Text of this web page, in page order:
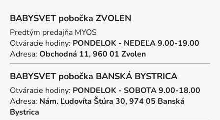
BABYSVET pobočka ZVOLEN
Predtým predajňa MYOS
Otváracie hodiny: PONDELOK - NEDEĽA 9.00-19.00
Adresa: Obchodná 11, 960 01 Zvolen
BABYSVET pobočka BANSKÁ BYSTRICA
Otváracie hodiny: PONDELOK - SOBOTA 9.00-18.00
Adresa: Nám. Ľudovíta Štúra 30, 974 05 Banská
Bystrica